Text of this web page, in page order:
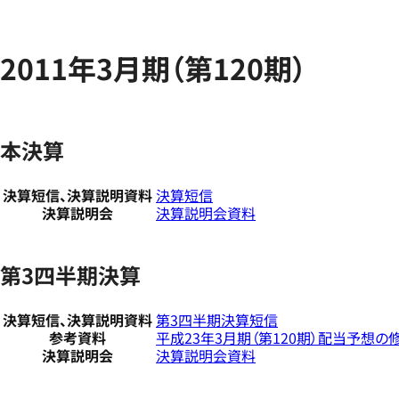
2011年3月期（第120期）
本決算
決算短信、決算説明資料決算短信
決算説明会
決算説明会資料
第3四半期決算
決算短信、決算説明資料第3四半期決算短信
参考資料
平成23年3月期（第120期）配当予想の
決算説明会
決算説明会資料